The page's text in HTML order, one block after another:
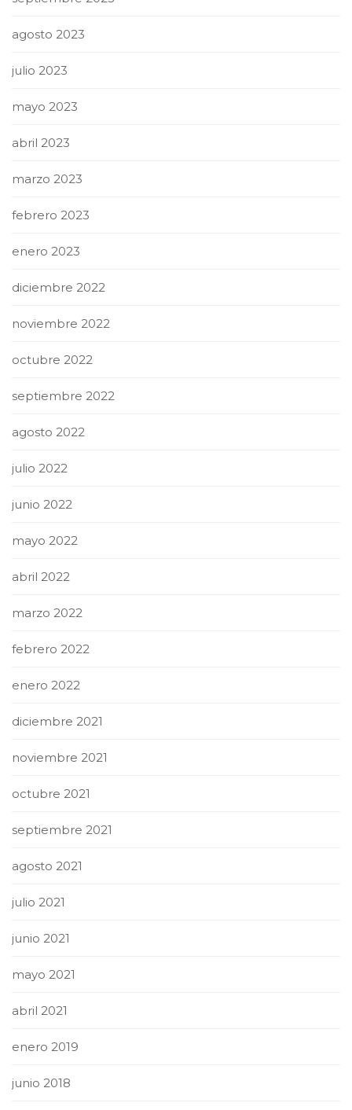
agosto 2023
julio 2023
mayo 2023
abril 2023
marzo 2023
febrero 2023
enero 2023
diciembre 2022
noviembre 2022
octubre 2022
septiembre 2022
agosto 2022
julio 2022
junio 2022
mayo 2022
abril 2022
marzo 2022
febrero 2022
enero 2022
diciembre 2021
noviembre 2021
octubre 2021
septiembre 2021
agosto 2021
julio 2021
junio 2021
mayo 2021
abril 2021
enero 2019
junio 2018